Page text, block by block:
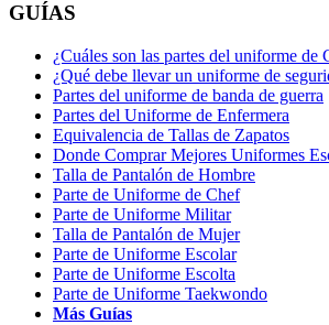
GUÍAS
¿Cuáles son las partes del uniforme de
¿Qué debe llevar un uniforme de
Partes del uniforme de banda de guerra
Partes del Uniforme de Enfermera
Equivalencia de Tallas de Zapatos
Donde Comprar Mejores Uniformes
Talla de Pantalón de Hombre
Parte de Uniforme de Chef
Parte de Uniforme Militar
Talla de Pantalón de Mujer
Parte de Uniforme Escolar
Parte de Uniforme Escolta
Parte de Uniforme Taekwondo
Más Guías